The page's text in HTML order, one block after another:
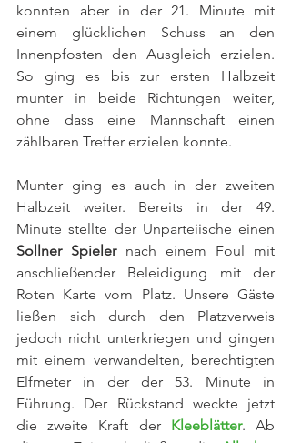
konnten aber in der 21. Minute mit
einem glücklichen Schuss an den
Innenpfosten den Ausgleich erzielen.
So ging es bis zur ersten Halbzeit
munter in beide Richtungen weiter,
ohne dass eine Mannschaft einen
zählbaren Treffer erzielen konnte.
Munter ging es auch in der zweiten
Halbzeit weiter. Bereits in der 49.
Sollner Spieler nach einem Foul mit
anschließender Beleidigung mit der
Roten Karte vom Platz. Unsere Gäste
ließen sich durch den Platzverweis
jedoch nicht unterkriegen und gingen
mit einem verwandelten, berechtigten
Elfmeter in der der 53. Minute in
Führung. Der Rückstand weckte jetzt
die zweite Kraft der Kleeblätter. Ab